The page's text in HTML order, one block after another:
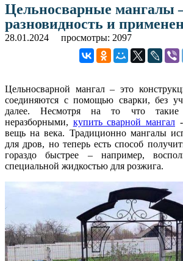
Цельносварные мангалы
разновидность и
28.01.2024 просмотры: 2097
Цельносварной мангал – это
соединяются с помощью сварки, без
далее. Несмотря на то что такие
неразборными, купить сварной мангал
вещь на века. Традиционно мангалы
для дров, но теперь есть способ
гораздо быстрее – например,
специальной жидкостью для розжига.